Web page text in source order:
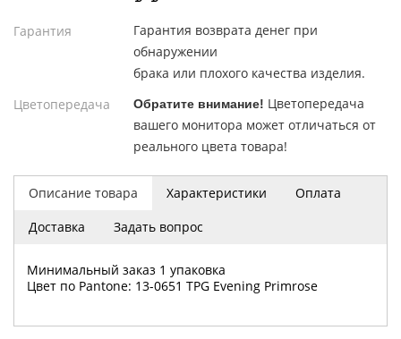
Описание товара Характеристики
Оплата
Доставка
Задать вопрос
Минимальный заказ 1 упаковка
Цвет по Pantone: 13-0651 TPG Evening Primrose
Гарантия
Гарантия возврата денег при
обнаружении
брака или плохого качества изделия.
Цветопередача
Обратите внимание! Цветопередача
вашего монитора может отличаться от
реального цвета товара!